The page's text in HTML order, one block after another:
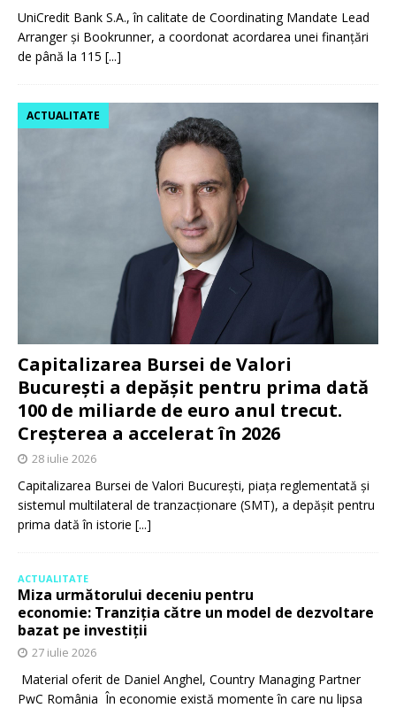
UniCredit Bank S.A., în calitate de Coordinating Mandate Lead
Arranger și Bookrunner, a coordonat acordarea unei finanțări
de până la 115 [...]
Capitalizarea Bursei de Valori
București a depășit pentru prima dată
100 de miliarde de euro anul trecut.
Creșterea a accelerat în 2026
ACTUALITATE
28 iulie 2026
Capitalizarea Bursei de Valori București, piața reglementată și
sistemul multilateral de tranzacționare (SMT), a depășit pentru
prima dată în istorie [...]
ACTUALITATE
Miza următorului deceniu pentru
economie: Tranziția către un model de dezvoltare
bazat pe investiții
27 iulie 2026
Material oferit de Daniel Anghel, Country Managing Partner
PwC România În economie există momente în care nu lipsa